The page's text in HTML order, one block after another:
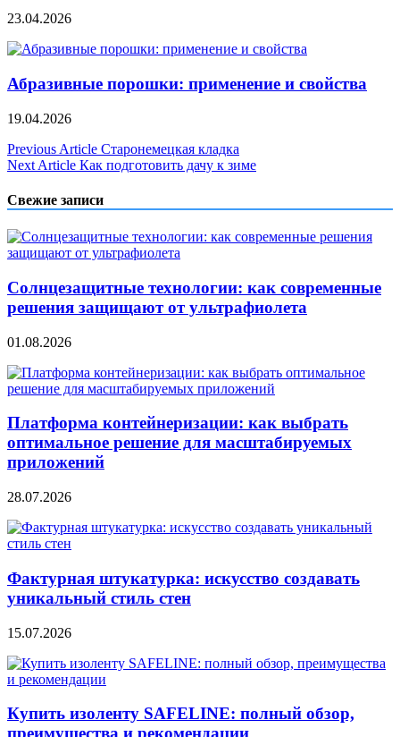
23.04.2026
Абразивные порошки: применение и свойства
19.04.2026
Навигация
по
записям
Previous Article Старонемецкая кладка
Next Article Как подготовить дачу к зиме
Свежие записи
Солнцезащитные технологии: как современные
решения защищают от ультрафиолета
01.08.2026
Платформа контейнеризации: как выбрать
оптимальное решение для масштабируемых
приложений
28.07.2026
Фактурная штукатурка: искусство создавать
уникальный стиль стен
15.07.2026
Купить изоленту SAFELINE: полный обзор,
преимущества и рекомендации